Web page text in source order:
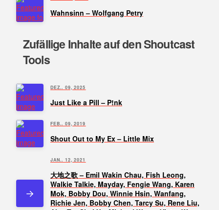
Wahnsinn – Wolfgang Petry
Zufällige Inhalte auf den Shoutcast
Tools
DEZ.. 09, 2025
Just Like a Pill – P!nk
FEB.. 09, 2019
Shout Out to My Ex – Little Mix
JAN.. 12, 2021
大地之歌 – Emil Wakin Chau, Fish Leong,
Walkie Talkie, Mayday, Fengie Wang, Karen
Mok, Bobby Dou, Winnie Hsin, Wanfang,
Richie Jen, Bobby Chen, Tarcy Su, Rene Liu,